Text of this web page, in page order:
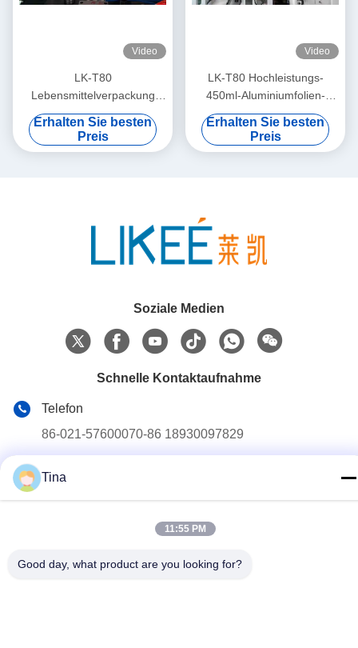
Video
LK-T80
Lebensmittelverpackung
800ml Aluminiumfolien-
Schale Legierung 8011
Einweg-Pfannen-
Erhalten Sie besten
Preis
Video
LK-T80 Hochleistungs-
450ml-Aluminiumfolien-
Lebensmittelbehälter-
Isolierung-Rundform-
Herstellungsmaschine
Erhalten Sie besten
Preis
Soziale Medien
Schnelle Kontaktaufnahme
Telefon
86-021-57600070-86 18930097829
Nr. 780 Xinlin Road, Stadt Zhelin, Bezirk Fengxian,
Tina
11:55 PM
Good day, what product are you looking for?